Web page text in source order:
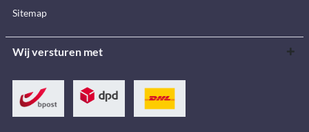
Sitemap
Wij versturen met